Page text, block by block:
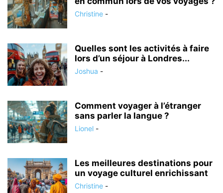
Christine -
Quelles sont les activités à faire
lors d’un séjour à Londres...
Joshua -
Comment voyager à l’étranger
sans parler la langue ?
Lionel -
Les meilleures destinations pour
un voyage culturel enrichissant
Christine -